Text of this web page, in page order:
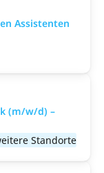
Assistenten
(m/w/d) –
Standorte